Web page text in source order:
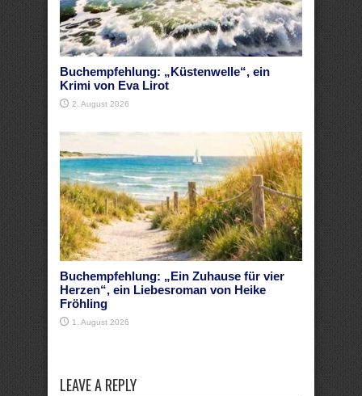
Buchempfehlung: „Küstenwelle“, ein
Krimi von Eva Lirot
2. August 2026
Buchempfehlung: „Ein Zuhause für vier
Herzen“, ein Liebesroman von Heike
Fröhling
1. August 2026
LEAVE A REPLY